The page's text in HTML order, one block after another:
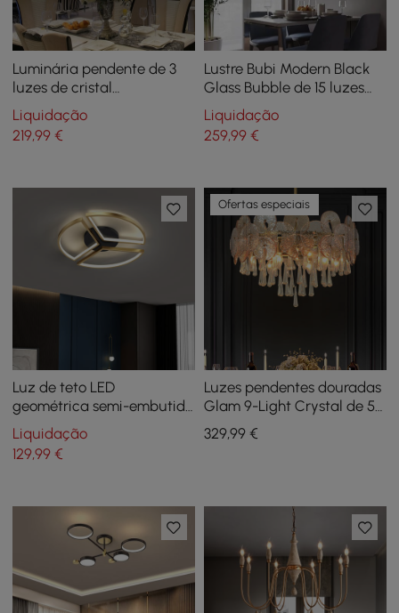
Luminária pendente de 3
luzes de cristal
transparente radiante
radiante de luxo em cromo
Liquidação
219,99 €
Lustre Bubi Modern Black
Glass Bubble de 15 luzes
para sala de estar e sala
de jantar
Liquidação
259,99€
Luz de teto LED
geométrica semi-embutida
com moldura dourada
Liquidação
129,99 €
Ofertas especiais
Luzes pendentes douradas
Glam 9-Light Crystal de 5
camadas para sala de
estar
329,99€